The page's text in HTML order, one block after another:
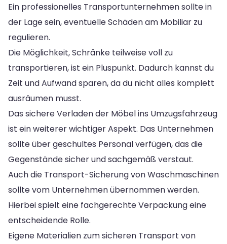
Ein professionelles Transportunternehmen sollte in
der Lage sein, eventuelle Schäden am Mobiliar zu
regulieren.
Die Möglichkeit, Schränke teilweise voll zu
transportieren, ist ein Pluspunkt. Dadurch kannst du
Zeit und Aufwand sparen, da du nicht alles komplett
ausräumen musst.
Das sichere Verladen der Möbel ins Umzugsfahrzeug
ist ein weiterer wichtiger Aspekt. Das Unternehmen
sollte über geschultes Personal verfügen, das die
Gegenstände sicher und sachgemäß verstaut.
Auch die Transport-Sicherung von Waschmaschinen
sollte vom Unternehmen übernommen werden.
Hierbei spielt eine fachgerechte Verpackung eine
entscheidende Rolle.
Eigene Materialien zum sicheren Transport von